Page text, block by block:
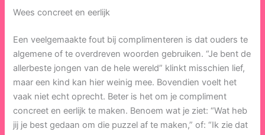
Wees concreet en eerlijk
Een veelgemaakte fout bij complimenteren is dat ouders te
algemene of te overdreven woorden gebruiken. “Je bent de
allerbeste jongen van de hele wereld” klinkt misschien lief,
maar een kind kan hier weinig mee. Bovendien voelt het
vaak niet echt oprecht. Beter is het om je compliment
concreet en eerlijk te maken. Benoem wat je ziet: “Wat heb
jij je best gedaan om die puzzel af te maken,” of: “Ik zie dat